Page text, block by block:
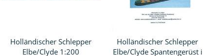
Holländischer Schlepper
Elbe/Clyde 1:200
Holländischer Schlepper
Elbe/Clyde Spantengerüst i